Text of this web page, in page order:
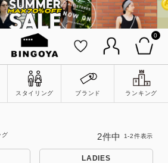
0
スタイリング ブランド ランキング
詳細検索
LADIES
2件中 1-2件表示